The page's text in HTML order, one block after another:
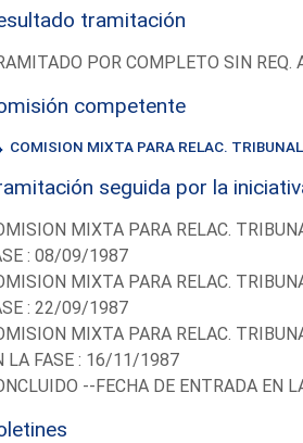
tramitación
POR COMPLETO SIN REQ.
competente
COMISION MIXTA PARA RELAC.
seguida por la
MIXTA PARA RELAC.
: 08/09/1987
MIXTA PARA RELAC.
: 22/09/1987
MIXTA PARA RELAC.
LA FASE : 16/11/1987
--FECHA DE ENTRADA EN